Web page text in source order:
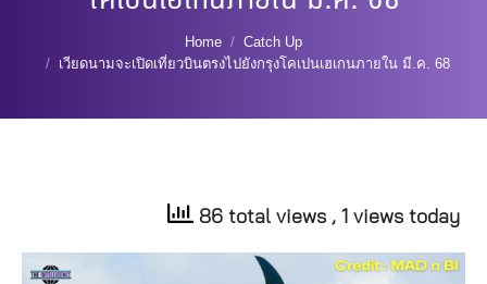
Home
Catch Up
เวียดนามจะเปิดเที่ยวบินตรงไปยังกรุงโคเปนเฮเกนภายใน มี.ค. 68
86 total views , 1 views today